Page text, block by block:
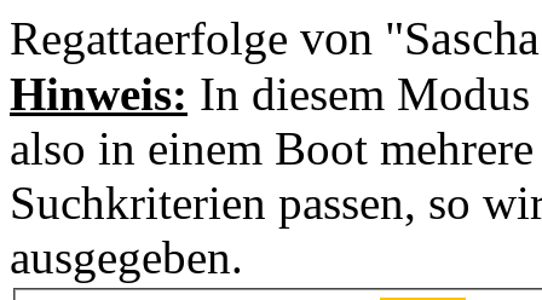
Regattaerfolge von
Hinweis: In diesem
also in einem Boot
Suchkriterien passen, so
ausgegeben.